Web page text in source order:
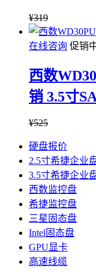
¥319
在线咨询 促销
西数
销 3.5寸
¥525
硬盘报价
2.5寸希捷企业
3.5寸希捷企业
西数监控盘
希捷监控盘
三星固态盘
Intel固态盘
GPU显卡
高速线缆